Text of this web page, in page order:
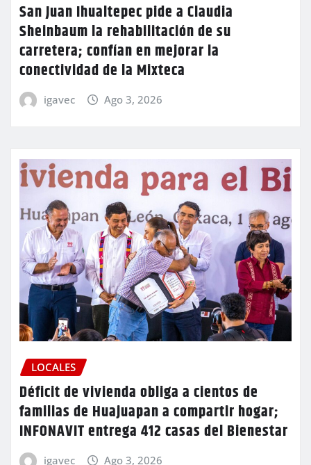
San Juan Ihualtepec pide a Claudia
Sheinbaum la rehabilitación de su
carretera; confían en mejorar la
conectividad de la Mixteca
igavec Ago 3, 2026
LOCALES
Déficit de vivienda obliga a cientos de
familias de Huajuapan a compartir hogar;
INFONAVIT entrega 412 casas del Bienestar
igavec Ago 3, 2026